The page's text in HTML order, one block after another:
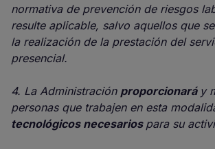
normativa de prevención de riesgos
resulte aplicable, salvo aquellos que
la realización de la prestación del
presencial.
4. La Administración proporcionará y
personas que trabajen en esta
tecnológicos necesarios para su